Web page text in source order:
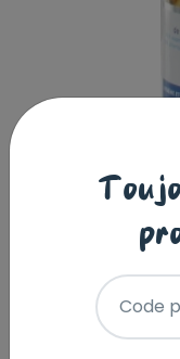
Crème
Réf :
Crème
Choisir mon
Code